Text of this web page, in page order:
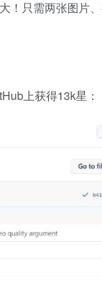
！只需两张图片
上获得13k星：